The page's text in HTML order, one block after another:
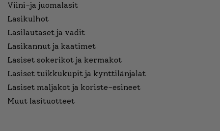
Viini-ja juomalasit
Lasikulhot
Lasilautaset ja vadit
Lasikannut ja kaatimet
Lasiset sokerikot ja kermakot
Lasiset tuikkukupit ja kynttilänjalat
Lasiset maljakot ja koriste-esineet
Muut lasituotteet